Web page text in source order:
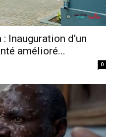
Inauguration d’un
amélioré...
0